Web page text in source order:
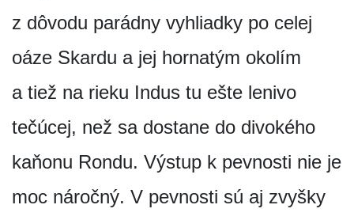
z dôvodu parádny vyhliadky po celej
oáze Skardu a jej hornatým okolím
a tiež na rieku Indus tu ešte lenivo
tečúcej, než sa dostane do divokého
kaňonu Rondu. Výstup k pevnosti nie je
moc náročný. V pevnosti sú aj zvyšky